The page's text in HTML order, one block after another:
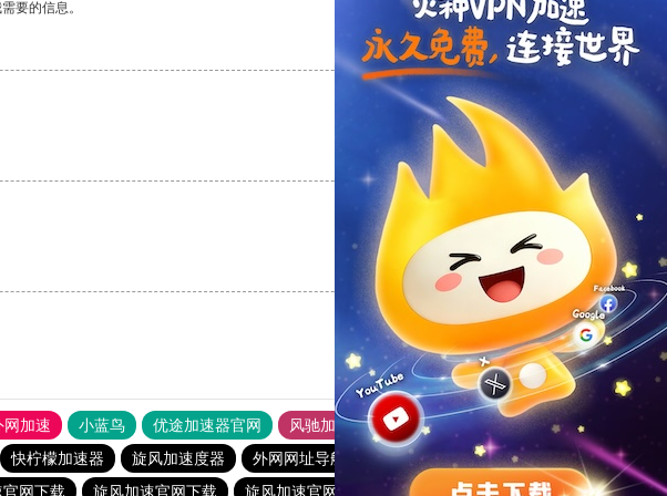
要的信息。
支持 [0] 反对[0]
支持[0] 反对
支持[0] 反对[0]
加速 小蓝鸟 优途加速器官网 风驰加速器
旋风加速器
快柠檬加速器 旋风加速度器 外网网址导航 软件中心 雷霆加速
狂飙加速器
网下载 旋风加速官网下载 旋风加速官网下载